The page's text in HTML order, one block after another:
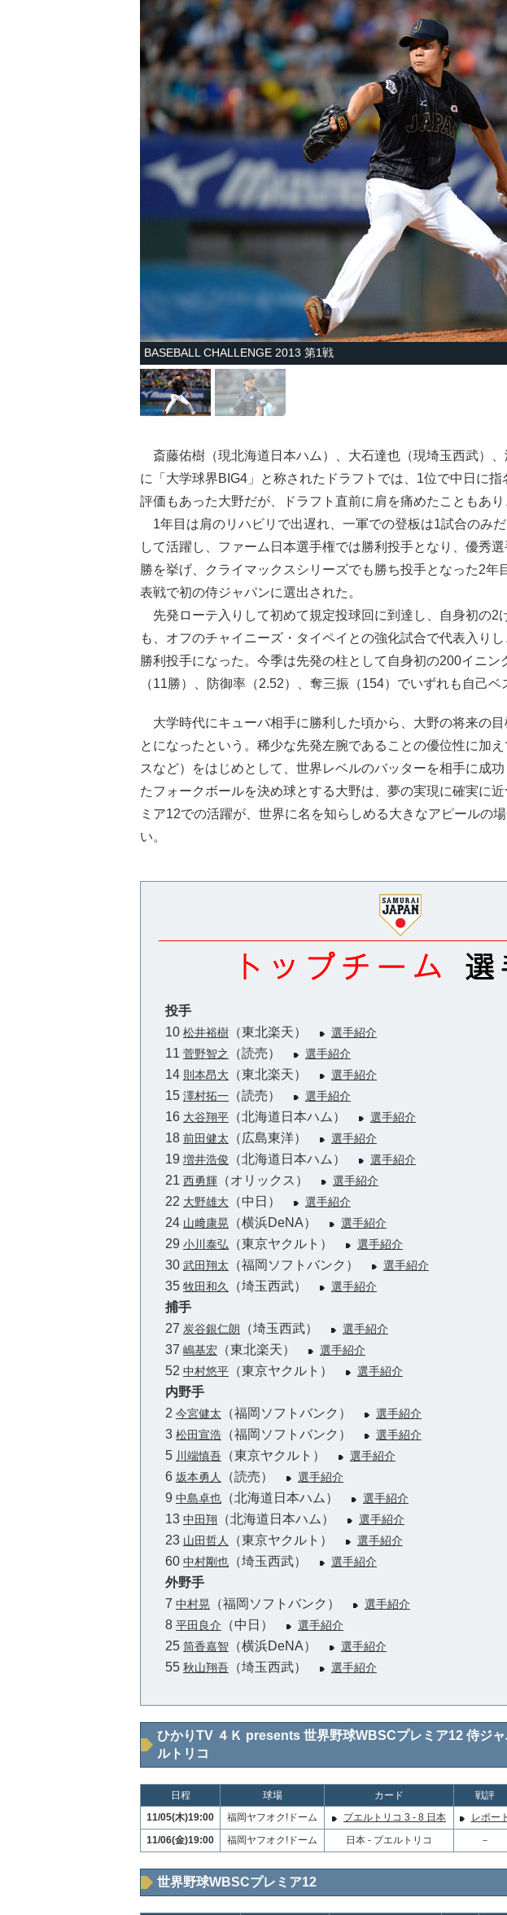
BASEBALL CHALLENGE 2013 第1戦
斎藤佑樹（現北海道日本ハム）、大石達也（現埼玉西武）
に「大学球界BIG4」と称されたドラフトでは、1位で中日に
評価もあった大野だが、ドラフト直前に肩を痛めたこともあり
1年目は肩のリハビリで出遅れ、一軍での登板は1試合のみ
して活躍し、ファーム日本選手権では勝利投手となり、優秀
勝を挙げ、クライマックスシリーズでも勝ち投手となった2年
表戦で初の侍ジャパンに選出された。
先発ローテ入りして初めて規定投球回に到達し、自身初の2
も、オフのチャイニーズ・タイペイとの強化試合で代表入り
勝利投手になった。今季は先発の柱として自身初の200イニン
（11勝）、防御率（2.52）、奪三振（154）でいずれも自己ベ
大学時代にキューバ相手に勝利した頃から、大野の将来の目
とになったという。稀少な先発左腕であることの優位性に加
スなど）をはじめとして、世界レベルのバッターを相手に成
たフォークボールを決め球とする大野は、夢の実現に確実に
ミア12での活躍が、世界に名を知らしめる大きなアピールの
い。
投手
10 松井裕樹 （東北楽天） 選手紹介
11 菅野智之 （読売） 選手紹介
14 則本昂大 （東北楽天） 選手紹介
15 澤村拓一 （読売） 選手紹介
16 大谷翔平 （北海道日本ハム） 選手紹介
18 前田健太 （広島東洋） 選手紹介
19 増井浩俊 （北海道日本ハム） 選手紹介
21 西勇輝 （オリックス） 選手紹介
22 大野雄大 （中日） 選手紹介
24 山﨑康晃 （横浜DeNA） 選手紹介
29 小川泰弘 （東京ヤクルト） 選手紹介
30 武田翔太 （福岡ソフトバンク） 選手紹介
35 牧田和久 （埼玉西武） 選手紹介
捕手
27 炭谷銀仁朗 （埼玉西武） 選手紹介
37 嶋基宏 （東北楽天） 選手紹介
52 中村悠平 （東京ヤクルト） 選手紹介
内野手
2 今宮健太 （福岡ソフトバンク） 選手紹介
3 松田宣浩 （福岡ソフトバンク） 選手紹介
5 川端慎吾 （東京ヤクルト） 選手紹介
6 坂本勇人 （読売） 選手紹介
9 中島卓也 （北海道日本ハム） 選手紹介
13 中田翔 （北海道日本ハム） 選手紹介
23 山田哲人 （東京ヤクルト） 選手紹介
60 中村剛也 （埼玉西武） 選手紹介
外野手
7 中村晃 （福岡ソフトバンク） 選手紹介
8 平田良介 （中日） 選手紹介
25 筒香嘉智 （横浜DeNA） 選手紹介
55 秋山翔吾 （埼玉西武） 選手紹介
ひかりTV ４Ｋ presents 世界野球WBSCプレミア12 侍ジ
ルトリコ
日程 球場 カード 戦評
11/05(木)19:00
福岡ヤフオク!ドーム プエルトリコ 3 - 8 日本 レポート
11/06(金)19:00
福岡ヤフオク!ドーム 日本 - プエルトリコ －
世界野球WBSCプレミア12